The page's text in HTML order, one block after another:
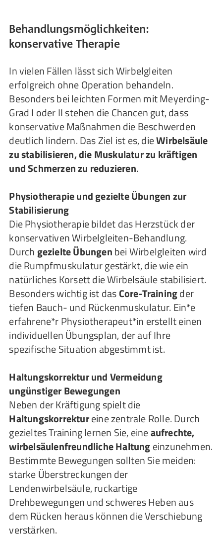
Behandlungsmöglichkeiten:
konservative Therapie
In vielen Fällen lässt sich Wirbelgleiten
erfolgreich ohne Operation behandeln.
Besonders bei leichten Formen mit Meyerding-
Grad I oder II stehen die Chancen gut, dass
konservative Maßnahmen die Beschwerden
deutlich lindern. Das Ziel ist es, dieWirbelsäule
zu stabilisieren, die Muskulatur zu kräftigen
und Schmerzen zu reduzieren.
Physiotherapie und gezielte Übungen zur
Stabilisierung
Die Physiotherapie bildet das Herzstück der
konservativen Wirbelgleiten-Behandlung.
Durchgezielte Übungenbei Wirbelgleiten wird
die Rumpfmuskulatur gestärkt, die wie ein
natürliches Korsett die Wirbelsäule stabilisiert.
Besonders wichtig ist dasCore-Trainingder
tiefen Bauch- und Rückenmuskulatur. Ein*e
erfahrene*r Physiotherapeut*in erstellt einen
individuellen Übungsplan, der auf Ihre
spezifische Situation abgestimmt ist.
Haltungskorrektur und Vermeidung
ungünstiger Bewegungen
Neben der Kräftigung spielt die
Haltungskorrektureine zentrale Rolle. Durch
gezieltes Training lernen Sie, eineaufrechte,
wirbelsäulenfreundliche Haltungeinzunehmen.
Bestimmte Bewegungen sollten Sie meiden:
starke Überstreckungen der
Lendenwirbelsäule, ruckartige
Drehbewegungen und schweres Heben aus
dem Rücken heraus können die Verschiebung
verstärken.